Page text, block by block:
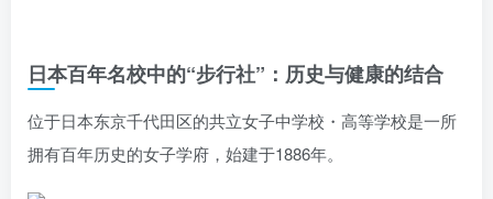
日本百年名校中的“步行社”：历史与健康的结合
位于日本东京千代田区的共立女子中学校・高等学校是一所
拥有百年历史的女子学府，始建于1886年。